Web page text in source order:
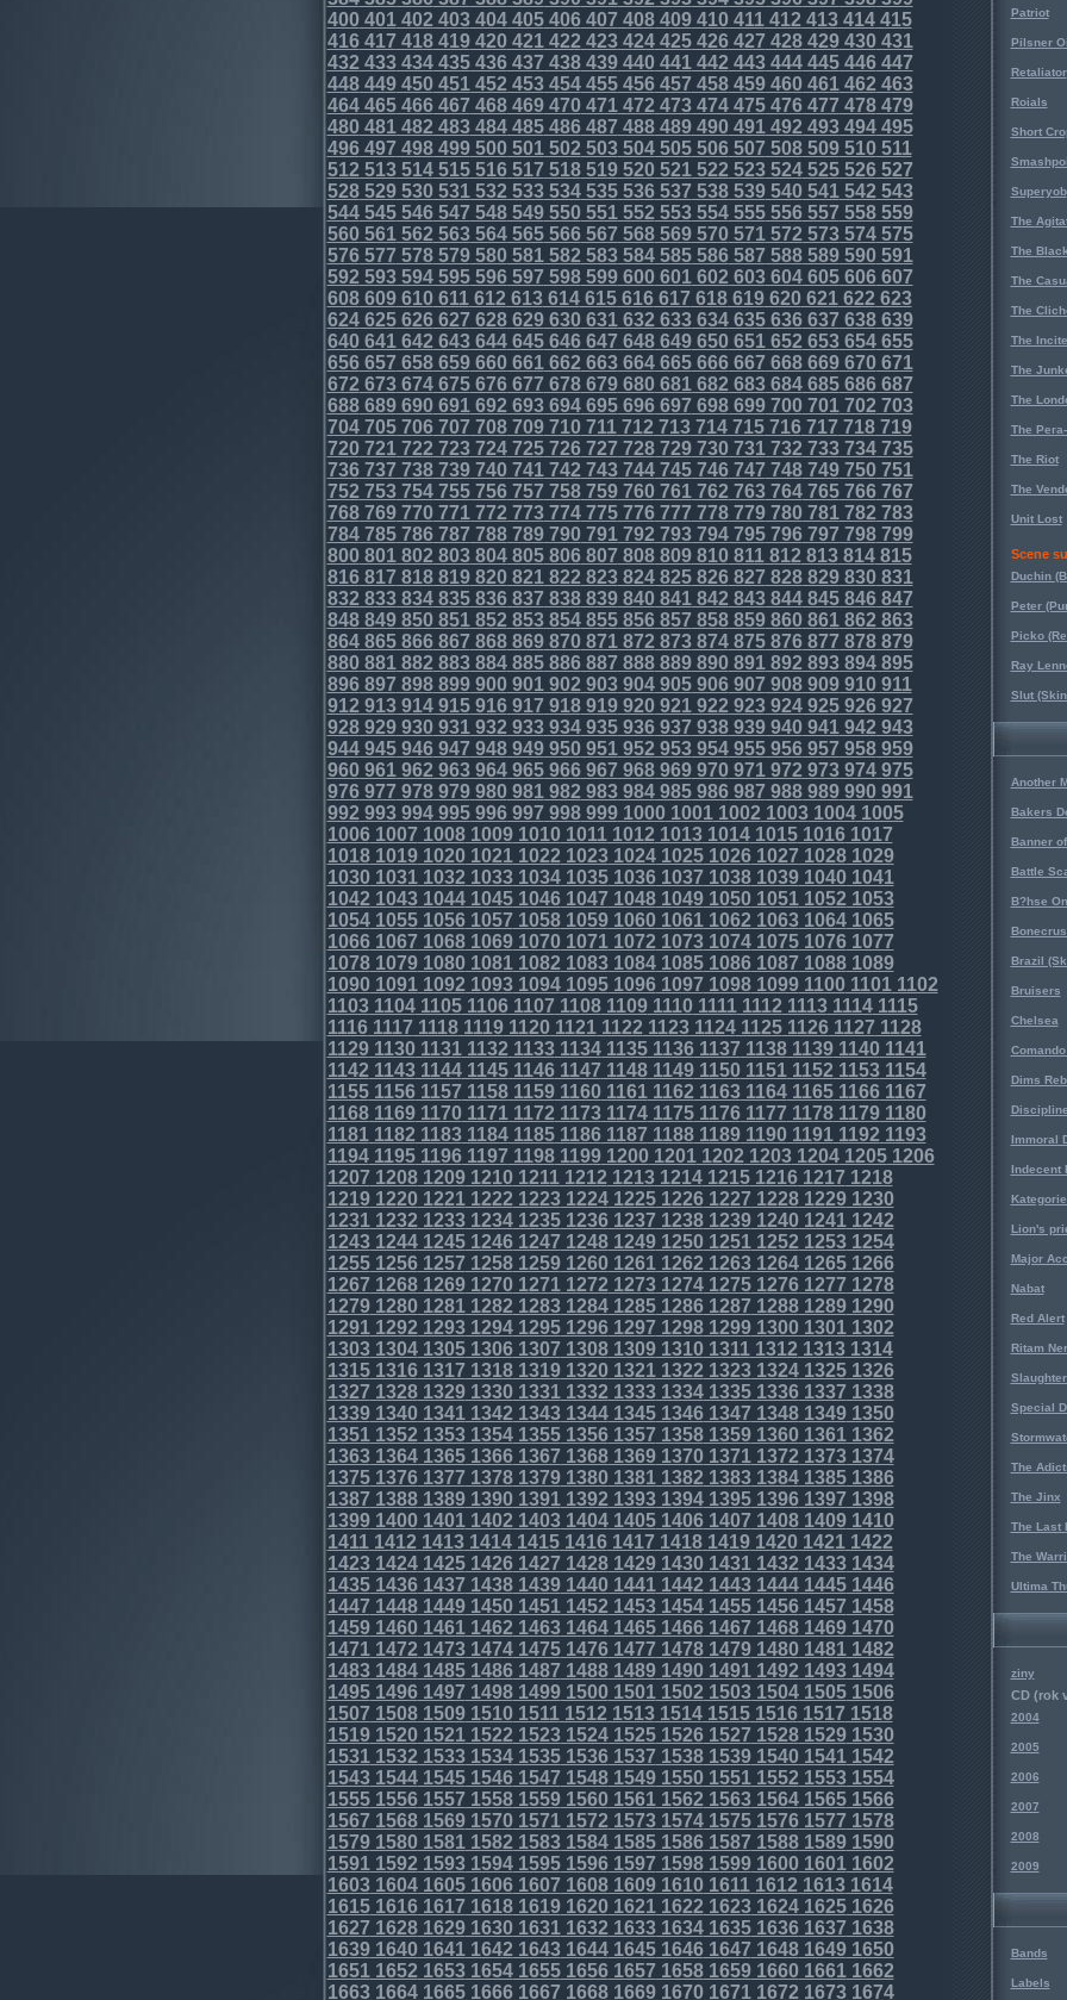
400401402 403404405406407 408409410411412 413414415
416417 418419420421422 423424425426427 428429430431
432 433434435436437 438439440441442 443444445446447
448449450451452 453454455456457 458459460461462 463
464465466467 468469470471472 473474475476477 478479
480481482 483484485486487 488489490491492 493494495
496497 498499500501502 503504505506507 508509510511
512 513514515516517 518519520521522 523524525526527
528529530531532 533534535536537 538539540541542 543
544545546547 548549550551552 553554555556557 558559
560561562 563564565566567 568569570571572 573574575
576577 578579580581582 583584585586587 588589590591
592 593594595596597 598599600601602 603604605606607
608609610611612 613614615616617 618619620621622 623
624625626627 628629630631632 633634635636637 638639
640641642 643644645646647 648649650651652 653654655
656657 658659660661662 663664665666667 668669670671
672 673674675676677 678679680681682 683684685686687
688689690691692 693694695696697 698699700701702 703
704705706707 708709710711712 713714715716717 718719
720721722 723724725726727 728729730731732 733734735
736737 738739740741742 743744745746747 748749750751
752 753754755756757 758759760761762 763764765766767
768769770771772 773774775776777 778779780781782 783
784785786787 788789790791792 793794795796797 798799
800801802 803804805806807 808809810811812 813814815
816817 818819820821822 823824825826827 828829830831
832 833834835836837 838839840841842 843844845846847
848849850851852 853854855856857 858859860861862 863
864865866867 868869870871872 873874875876877 878879
880881882 883884885886887 888889890891892 893894895
896897 898899900901902 903904905906907 908909910911
912 913914915916917 918919920921922 923924925926927
928929930931932 933934935936937 938939940941942 943
944945946947 948949950951952 953954955956957 958959
960961962 963964965966967 968969970971972 973974975
976977 978979980981982 983984985986987 988989990991
992 993994995996997 998999100010011002 100310041005
10061007 10081009101010111012 10131014101510161017
10181019102010211022 10231024102510261027 10281029
103010311032 10331034103510361037 1038103910401041
1042 10431044104510461047 10481049105010511052 1053
1054105510561057 10581059106010611062 106310641065
10661067 10681069107010711072 10731074107510761077
10781079108010811082 10831084108510861087 10881089
109010911092 10931094109510961097 10981099110011011102
11031104110511061107 11081109111011111112 111311141115
11161117 11181119112011211122 11231124112511261127 1128
1129113011311132 11331134113511361137 1138113911401141
1142 11431144114511461147 11481149115011511152 11531154
115511561157 11581159116011611162 11631164116511661167
11681169117011711172 11731174117511761177 117811791180
11811182 11831184118511861187 11881189119011911192 1193
1194119511961197 11981199120012011202 1203120412051206
1207 12081209121012111212 12131214121512161217 1218
1219122012211222 12231224122512261227 122812291230
12311232 12331234123512361237 12381239124012411242
12431244124512461247 12481249125012511252 12531254
125512561257 12581259126012611262 1263126412651266
1267 12681269127012711272 12731274127512761277 1278
1279128012811282 12831284128512861287 128812891290
12911292 12931294129512961297 12981299130013011302
13031304130513061307 13081309131013111312 13131314
131513161317 13181319132013211322 1323132413251326
1327 13281329133013311332 13331334133513361337 1338
1339134013411342 13431344134513461347 134813491350
13511352 13531354135513561357 13581359136013611362
13631364136513661367 13681369137013711372 13731374
137513761377 13781379138013811382 1383138413851386
1387 13881389139013911392 13931394139513961397 1398
1399140014011402 14031404140514061407 140814091410
14111412 14131414141514161417 14181419142014211422
14231424142514261427 14281429143014311432 14331434
143514361437 14381439144014411442 1443144414451446
1447 14481449145014511452 14531454145514561457 1458
1459146014611462 14631464146514661467 146814691470
14711472 14731474147514761477 14781479148014811482
14831484148514861487 14881489149014911492 14931494
149514961497 14981499150015011502 1503150415051506
1507 15081509151015111512 15131514151515161517 1518
1519152015211522 15231524152515261527 152815291530
15311532 15331534153515361537 15381539154015411542
15431544154515461547 15481549155015511552 15531554
155515561557 15581559156015611562 1563156415651566
1567 15681569157015711572 15731574157515761577 1578
1579158015811582 15831584158515861587 158815891590
15911592 15931594159515961597 15981599160016011602
16031604160516061607 16081609161016111612 16131614
161516161617 16181619162016211622 1623162416251626
1627 16281629163016311632 16331634163516361637 1638
1639164016411642 16431644164516461647 164816491650
16511652 16531654165516561657 16581659166016611662
16631664166516661667 16681669167016711672 16731674
Patriot
Pilsner
Retaliator
Roials
Short
Superyob
The
The
The
The
The
The
The
The
The Riot
The
Unit Lost
Scene
Duchin
Peter
Picko
Ray
Slut
Another
Bakers
Banner
Battle
B?hse
Brazil
Bruisers
Chelsea
Dims
Immoral
Indecent
Lion's
Major
Nabat
Red Alert
Ritam
Special
The
The Jinx
The Last
The
Ultima
ziny
CD (rok
2004
2005
2006
2007
2008
2009
Bands
Labels